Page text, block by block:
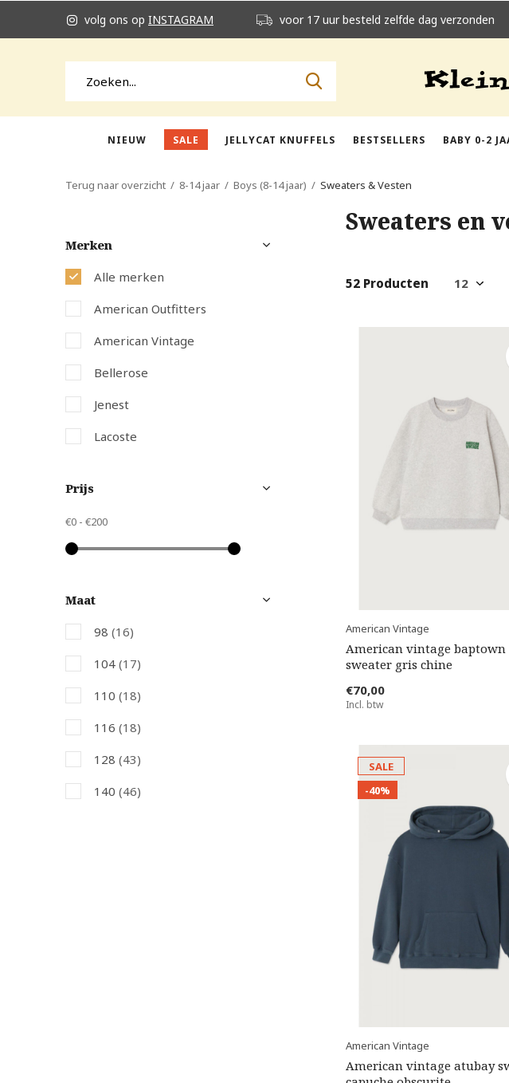
NIEUW SALE JELLYCAT KNUFFELS BESTSELLERS BABY 0-2
volg ons op INSTAGRAM voor 17 uur besteld zelfde dag verzonden
Terug naar overzicht 8-14 jaar Boys (8-14 jaar) Sweaters & Vesten
Sweaters en
52 Producten
American Vintage
American vintage baptown
sweater gris chine
€70,00
Incl. btw
SALE
-40%
American Vintage
American vintage atubay
Merken
Alle merken
American Outfitters
American Vintage
Bellerose
Jenest
Lacoste
Prijs
€0 - €200
Maat
98 (16)
104 (17)
110 (18)
116 (18)
128 (43)
140 (46)